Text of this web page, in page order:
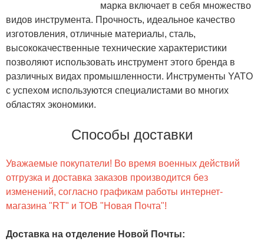
марка включает в себя множество
видов инструмента. Прочность, идеальное качество
изготовления, отличные материалы, сталь,
высококачественные технические характеристики
позволяют использовать инструмент этого бренда в
различных видах промышленности. Инструменты YATO
с успехом используются специалистами во многих
областях экономики.
Способы доставки
Уважаемые покупатели! Во время военных действий
отгрузка и доставка заказов производится без
изменений, согласно графикам работы интернет-
магазина "RT" и ТОВ "Новая Почта"!
Доставка на отделение Новой Почты: